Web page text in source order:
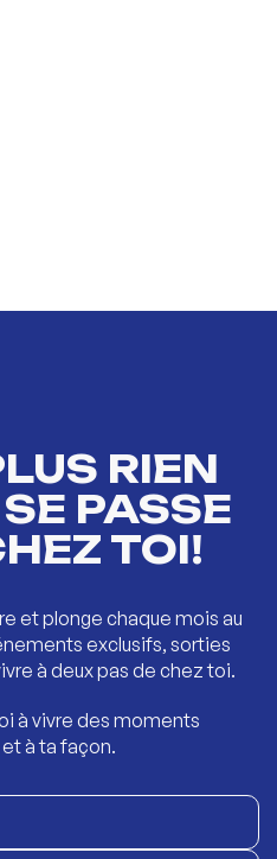
RIEN
PASSE
TOI!
et plonge chaque mois au
exclusifs, sorties
à deux pas de chez toi.
à vivre des moments
à ta façon.